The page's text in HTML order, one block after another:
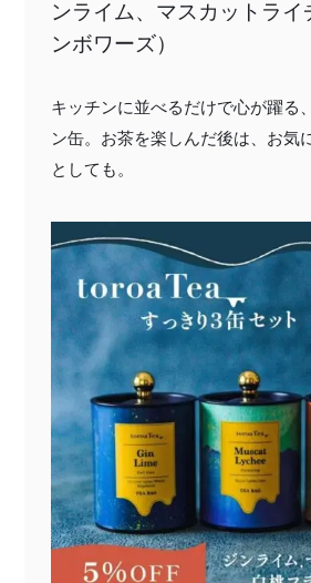
ンライム、マスカットライ
ンボワーズ）
キッチンに並べるだけで心が躍る
ン缶。お茶を楽しんだ後は、お気
としても。